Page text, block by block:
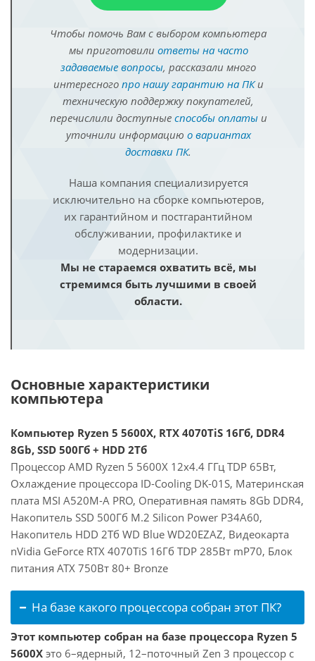
Чтобы помочь Вам с выбором компьютера
мы приготовили ответы на часто
задаваемые вопросы, рассказали много
интересного про нашу гарантию на ПКи
техническую поддержку покупателей,
перечислили доступные способы оплатыи
уточнили информацию о вариантах
доставки ПК.
Наша компания специализируется
исключительно на сборке компьютеров,
их гарантийном и постгарантийном
обслуживании, профилактике и
модернизации.
Мы не стараемся охватить всё, мы
стремимся быть лучшими в своей
области.
Основные характеристики
компьютера
Компьютер Ryzen 5 5600X, RTX 4070TiS 16Гб, DDR4
8Gb, SSD 500Гб + HDD 2Тб
Процессор AMD Ryzen 5 5600X 12x4.4 ГГц TDP 65Вт,
Охлаждение процессора ID-Cooling DK-01S, Материнская
плата MSI A520M-A PRO, Оперативная память 8Gb DDR4,
Накопитель SSD 500Гб M.2 Silicon Power P34A60,
Накопитель HDD 2Тб WD Blue WD20EZAZ, Видеокарта
nVidia GeForce RTX 4070TiS 16Гб TDP 285Вт mP70, Блок
питания ATX 750Вт 80+ Bronze
На базе какого процессора собран этот ПК?
Этот компьютер собран на базе процессора Ryzen 5
5600X это 6–ядерный, 12–поточный Zen 3 процессор с